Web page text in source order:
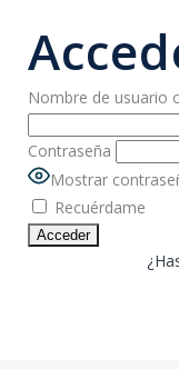
Nombre de usuario
Contraseña
Mostrar
Recuérdame